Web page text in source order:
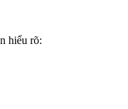
hiểu rõ: